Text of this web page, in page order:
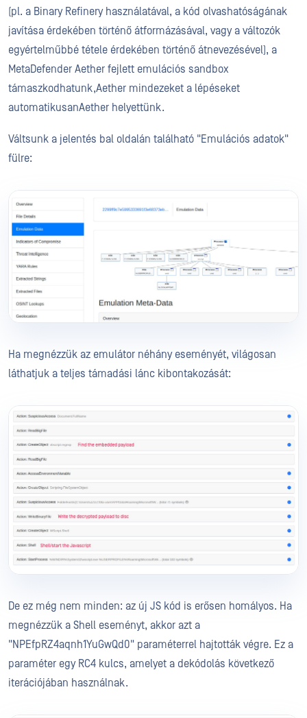
(pl. a Binary Refinery használatával, a kód olvashatóságának
javítása érdekében történő átformázásával, vagy a változók
egyértelműbbé tétele érdekében történő átnevezésével), a
MetaDefender Aether fejlett emulációs sandbox
támaszkodhatunk,Aether mindezeket a lépéseket
automatikusanAether helyettünk.
Váltsunk a jelentés bal oldalán található "Emulációs adatok"
fülre:
Ha megnézzük az emulátor néhány eseményét, világosan
láthatjuk a teljes támadási lánc kibontakozását:
De ez még nem minden: az új JS kód is erősen homályos. Ha
megnézzük a Shell eseményt, akkor azt a
"NPEfpRZ4aqnh1YuGwQd0" paraméterrel hajtották végre. Ez a
paraméter egy RC4 kulcs, amelyet a dekódolás következő
iterációjában használnak.